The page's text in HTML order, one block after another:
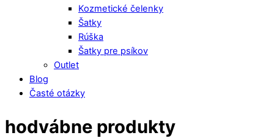
Kozmetické čelenky
Šatky
Rúška
Šatky pre psíkov
Outlet
Blog
Časté otázky
Menu
hodvábne produkty